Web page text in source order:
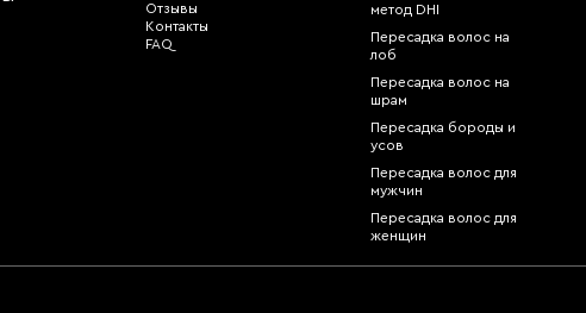
Отзывы
Контакты
FAQ
метод DHI
Пересадка волос на
лоб
Пересадка волос на
шрам
Пересадка бороды и
усов
Пересадка волос для
мужчин
Пересадка волос для
женщин